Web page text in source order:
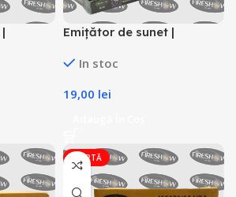
Emițător de sunet |
In stoc
19,00 lei
OFERTĂ